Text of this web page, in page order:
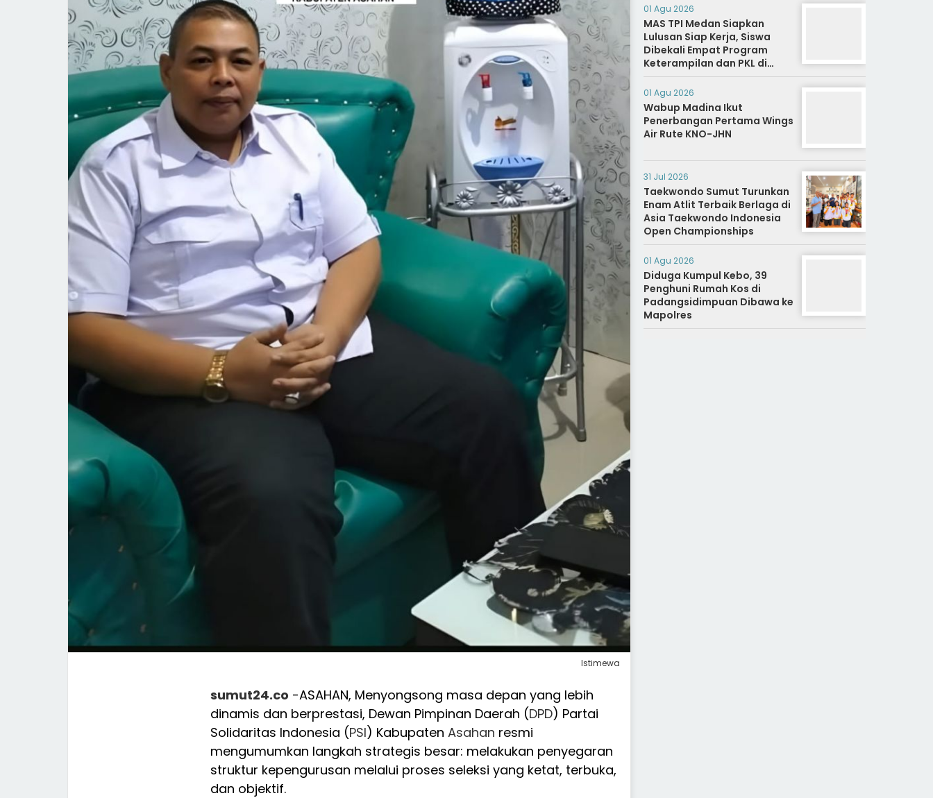
Istimewa
sumut24.co -ASAHAN, Menyongsong masa depan yang lebih
dinamis dan berprestasi, Dewan Pimpinan Daerah (DPD) Partai
Solidaritas Indonesia (PSI) Kabupaten Asahan resmi
mengumumkan langkah strategis besar: melakukan penyegaran
struktur kepengurusan melalui proses seleksi yang ketat, terbuka,
dan objektif.
01 Agu 2026
MAS TPI Medan Siapkan
Lulusan Siap Kerja, Siswa
Dibekali Empat Program
Keterampilan dan PKL di
Dunia Industri
01 Agu 2026
Wabup Madina Ikut
Penerbangan Pertama Wings
Air Rute KNO-JHN
31 Jul 2026
Taekwondo Sumut Turunkan
Enam Atlit Terbaik Berlaga di
Asia Taekwondo Indonesia
Open Championships
01 Agu 2026
Diduga Kumpul Kebo, 39
Penghuni Rumah Kos di
Padangsidimpuan Dibawa ke
Mapolres